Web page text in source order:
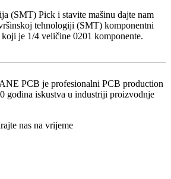
(SMT) Pick i stavite mašinu dajte nam
tehnologiji (SMT) komponentni
je 1/4 veličine 0201 komponente.
PCB je profesionalni PCB production
godina iskustva u industriji proizvodnje
nas na vrijeme